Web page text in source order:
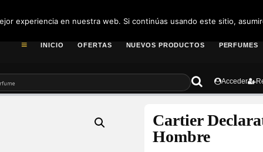
INICIO OFERTAS NUEVOS PRODUCTOS PERFUMES
Acceder
Cartier
Hombre
experiencia en nuestra web. Si continúas usando este sitio,